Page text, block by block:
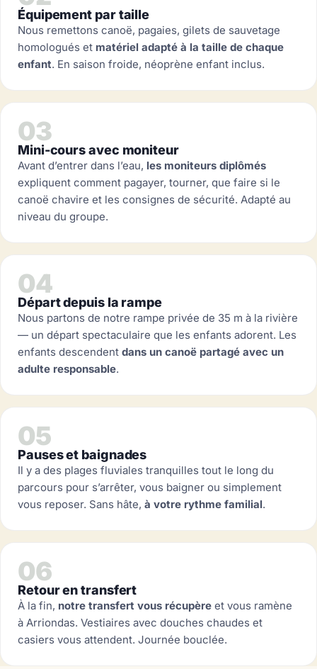
Équipement par taille
Nous remettons canoë, pagaies, gilets de sauvetage
homologués et matériel adapté à la taille de chaque
enfant. En saison froide, néoprène enfant inclus.
03
Mini-cours avec moniteur
Avant d’entrer dans l’eau, les moniteurs diplômés
expliquent comment pagayer, tourner, que faire si le
canoë chavire et les consignes de sécurité. Adapté au
niveau du groupe.
04
Départ depuis la rampe
Nous partons de notre rampe privée de 35 m à la rivière
— un départ spectaculaire que les enfants adorent. Les
enfants descendent dans un canoë partagé avec un
adulte responsable.
05
Pauses et baignades
Il y a des plages fluviales tranquilles tout le long du
parcours pour s’arrêter, vous baigner ou simplement
vous reposer. Sans hâte, à votre rythme familial.
06
Retour en transfert
À la fin, notre transfert vous récupère et vous ramène
à Arriondas. Vestiaires avec douches chaudes et
casiers vous attendent. Journée bouclée.